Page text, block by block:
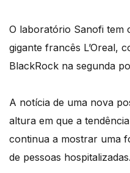
O laboratório Sanofi tem
gigante francês L’Oreal,
BlackRock na segunda
A notícia de uma nova
altura em que a
continua a mostrar uma
de pessoas hospitalizadas.